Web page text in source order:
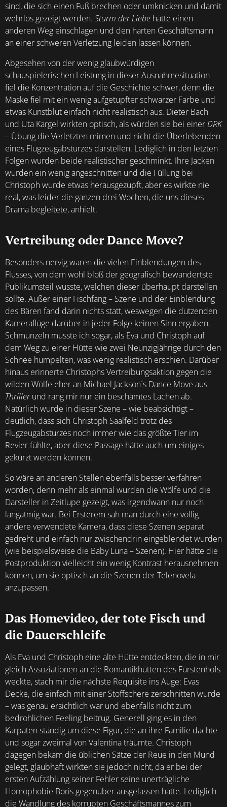
sind, die sich einen Fuß brechen oder umknicken und damit
wehrlos gezeigt werden. Sturm der Liebe hätte einen
anderen Weg einschlagen und den harten Geschäftsmann
an einer schweren Verletzung leiden lassen können.
Abgesehen von der wenig glaubwürdigen
schauspielerischen Leistung in dieser Ausnahmesituation
fiel die Konzentration auf die Geschichte schwer, denn die
Maske fiel mit ein wenig aufgetupfter schwarzer Farbe und
etwas Kunstblut einfach nicht realistisch aus. Dieter Bach
und Uta Kargel wirkten optisch, als würden sie bei einerDRK
– Übung die Verletzten mimen und nicht die Überlebenden
eines Flugzeugabsturzes darstellen. Lediglich in den letzten
Folgen wurden beide realistischer geschminkt. Ihre Jacken
wurden ein wenig angeschnitten und die Füllung bei
Christoph wurde etwas herausgezupft, aber es wirkte nie
real, was leider die ganzen drei Wochen, die uns dieses
Drama begleitete, anhielt.
Vertreibung oder Dance Move?
Besonders nervig waren die vielen Einblendungen des
Flusses, von dem wohl bloß der geografisch bewandertste
Publikumsteil wusste, welchen dieser überhaupt darstellen
sollte. Außer einer Fischfang – Szene und der Einblendung
des Bären fand darin nichts statt, weswegen die dutzenden
Kameraflüge darüber in jeder Folge keinen Sinn ergaben.
Schmunzeln musste ich sogar, als Eva und Christoph auf
dem Weg zu einer Hütte wie zwei Neunzigjährige durch den
Schnee humpelten, was wenig realistisch erschien. Darüber
hinaus erinnerte Christophs Vertreibungsaktion gegen die
wilden Wölfe eher an Michael Jackson´s Dance Move aus
Thrillerund rang mir nur ein beschämtes Lachen ab.
Natürlich wurde in dieser Szene – wie beabsichtigt –
deutlich, dass sich Christoph Saalfeld trotz des
Flugzeugabsturzes noch immer wie das größte Tier im
Revier fühlte, aber diese Passage hätte auch um einiges
gekürzt werden können.
So wäre an anderen Stellen ebenfalls besser verfahren
worden, denn mehr als einmal wurden die Wölfe und die
Darsteller in Zeitlupe gezeigt, was irgendwann nur noch
langatmig war. Bei Ersterem sah man durch eine völlig
andere verwendete Kamera, dass diese Szenen separat
gedreht und einfach nur zwischendrin eingeblendet wurden
(wie beispielsweise die Baby Luna – Szenen). Hier hätte die
Postproduktion vielleicht ein wenig Kontrast herausnehmen
können, um sie optisch an die Szenen der Telenovela
anzupassen.
Das Homevideo, der tote Fisch und
die Dauerschleife
Als Eva und Christoph eine alte Hütte entdeckten, die in mir
gleich Assoziationen an die Romantikhütten des Fürstenhofs
weckte, stach mir die nächste Requisite ins Auge: Evas
Decke, die einfach mit einer Stoffschere zerschnitten wurde
– was genau ersichtlich war und ebenfalls nicht zum
bedrohlichen Feeling beitrug. Generell ging es in den
Karpaten ständig um diese Figur, die an ihre Familie dachte
und sogar zweimal von Valentina träumte. Christoph
dagegen bekam die üblichen Sätze der Reue in den Mund
gelegt, glaubhaft wirkten sie jedoch nicht, da er bei der
ersten Aufzählung seiner Fehler seine unerträgliche
Homophobie Boris gegenüber ausgelassen hatte. Lediglich
die Wandlung des korrupten Geschäftsmannes zum